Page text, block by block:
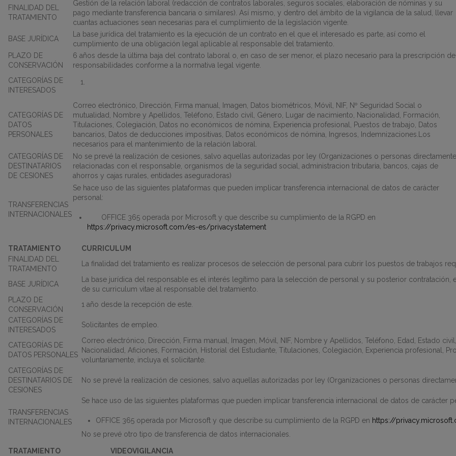
FINALIDAD DEL
TRATAMIENTO
Gestión de la relación laboral (redacción de contratos laborales, seguros sociales, elaboración de nóminas y su
pago mediante transferencia bancaria o similares). Así mismo, y dentro del ámbito de la vigilancia de la salud, llevar
cuantas actuaciones sean necesarias para el cumplimiento de la legislación vigente.
BASE JURÍDICA
La base jurídica del tratamiento es la ejecución de un contrato en el que el interesado es parte, así como el
cumplimiento de una obligación legal aplicable al responsable del tratamiento.
PLAZO DE
CONSERVACIÓN
6 años desde la última baja del contrato laboral o, en caso de ser menor, el plazo necesario para la prescripción de
responsabilidades conforme a la normativa legal vigente.
CATEGORÍAS DE
INTERESADOS
CATEGORÍAS DE
DATOS
PERSONALES
Correo electrónico, Dirección, Firma manual, Imagen, Datos biométricos, Móvil, NIF, Nº Seguridad Social o
mutualidad, Nombre y Apellidos, Teléfono, Estado civil, Género, Lugar de nacimiento, Nacionalidad, Formación,
Titulaciones, Colegiación, Datos no económicos de nómina, Experiencia profesional, Puestos de trabajo, Datos
bancarios, Datos de deducciones impositivas, Datos económicos de nómina, Ingresos, Indemnizaciones.Los
necesarios para el mantenimiento de la relación laboral.
CATEGORÍAS DE
DESTINATARIOS
DE CESIONES
No se prevé la realización de cesiones, salvo aquellas autorizadas por ley (Organizaciones o personas directamente
relacionadas con el responsable, organismos de la seguridad social, administracion tributaria, bancos, cajas de
ahorros y cajas rurales, entidades aseguradoras)
TRANSFERENCIAS
INTERNACIONALES
Se hace uso de las siguientes plataformas que pueden implicar transferencia internacional de datos de carácter
personal:
OFFICE 365 operada por Microsoft y que describe su cumplimiento de la RGPD en
https://privacy.microsoft.com/es-es/privacystatement
TRATAMIENTO
CURRICULUM
FINALIDAD DEL
TRATAMIENTO
La finalidad del tratamiento es realizar procesos de selección de personal para cubrir los puestos de trabajos
BASE JURÍDICA
La base jurídica del responsable es el interés legítimo para la selección de personal y su posterior
de su curriculum vitae al responsable del tratamiento.
PLAZO DE
CONSERVACIÓN
1 año desde la recepción de este.
CATEGORÍAS DE
INTERESADOS
Solicitantes de empleo.
CATEGORÍAS DE
DATOS PERSONALES
Correo electrónico, Dirección, Firma manual, Imagen, Móvil, NIF, Nombre y Apellidos, Teléfono, Edad, Estado
Nacionalidad, Aficiones, Formación, Historial del Estudiante, Titulaciones, Colegiación, Experiencia profesional,
voluntariamente, incluya el solicitante.
CATEGORÍAS DE
DESTINATARIOS DE
CESIONES
No se prevé la realización de cesiones, salvo aquellas autorizadas por ley (Organizaciones o personas
TRANSFERENCIAS
INTERNACIONALES
Se hace uso de las siguientes plataformas que pueden implicar transferencia internacional de datos de carácter
OFFICE 365 operada por Microsoft y que describe su cumplimiento de la RGPD en https://
No se prevé otro tipo de transferencia de datos internacionales.
TRATAMIENTO VIDEOVIGILANCIA